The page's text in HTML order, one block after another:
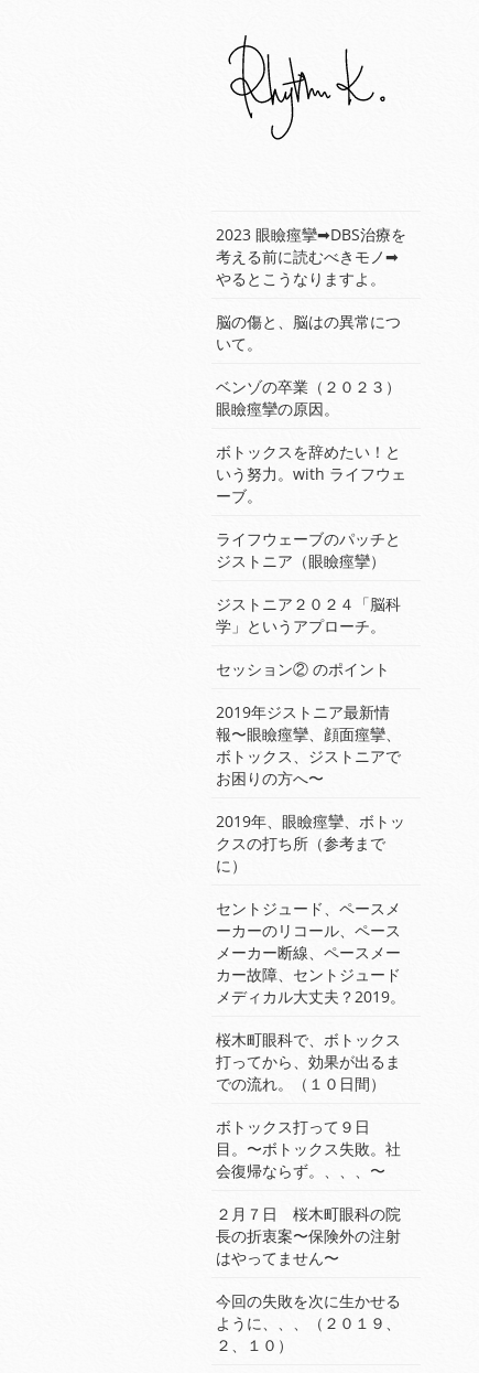
2023 眼瞼痙攣➡︎DBS治療を
考える前に読むべきモノ➡︎
やるとこうなりますよ。
脳の傷と、脳はの異常につ
いて。
ベンゾの卒業（２０２３）
眼瞼痙攣の原因。
ボトックスを辞めたい！と
いう努力。with ライフウェ
ーブ。
ライフウェーブのパッチと
ジストニア（眼瞼痙攣）
ジストニア２０２４「脳科
学」というアプローチ。
セッション② のポイント
2019年ジストニア最新情
報〜眼瞼痙攣、顔面痙攣、
ボトックス、ジストニアで
お困りの方へ〜
2019年、眼瞼痙攣、ボトッ
クスの打ち所（参考まで
に）
セントジュード、ペースメ
ーカーのリコール、ペース
メーカー断線、ペースメー
カー故障、セントジュード
メディカル大丈夫？2019。
桜木町眼科で、ボトックス
打ってから、効果が出るま
での流れ。（１０日間）
ボトックス打って９日
目。〜ボトックス失敗。社
会復帰ならず。、、、〜
２月７日 桜木町眼科の院
長の折衷案〜保険外の注射
はやってません〜
今回の失敗を次に生かせる
ように、、、（２０１９、
２、１０）